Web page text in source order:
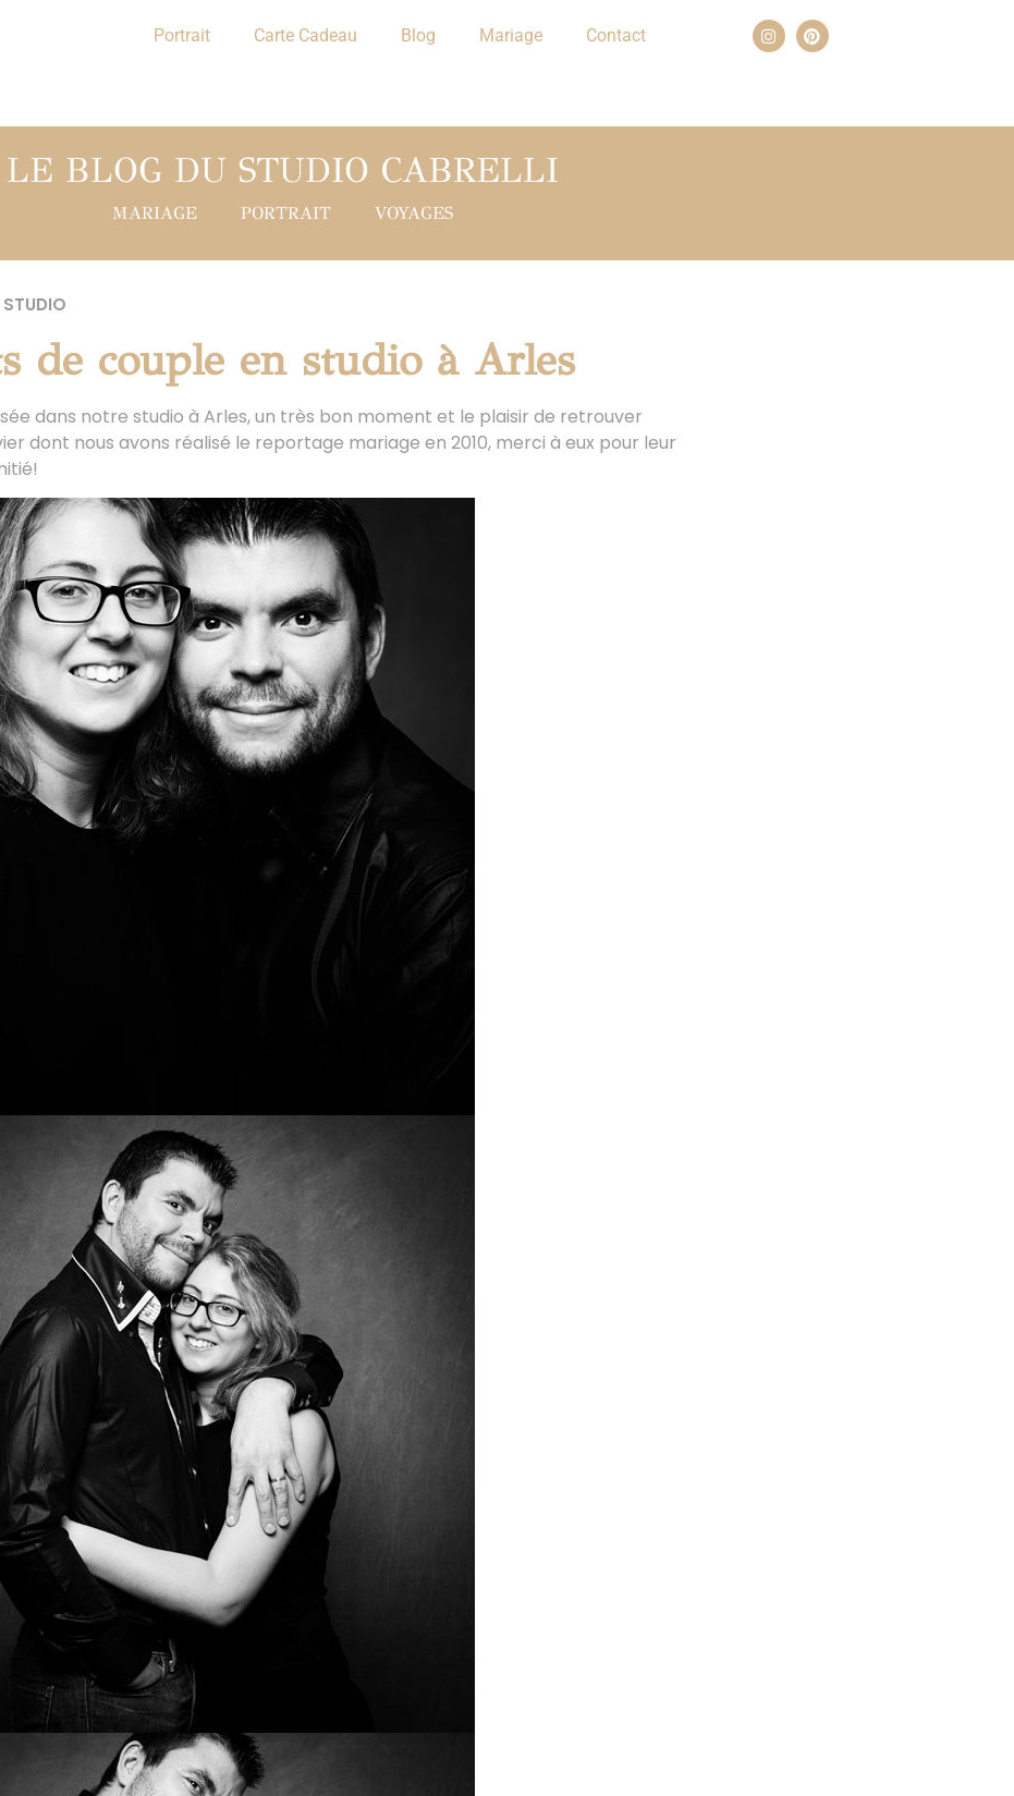
Portrait Carte Cadeau Blog Mariage Contact
LE BLOG DU STUDIO CABRELLI
MARIAGE PORTRAIT VOYAGES
de couple en studio à Arles
dans notre studio à Arles, un très bon moment et le plaisir de retrouver
dont nous avons réalisé le reportage mariage en 2010, merci à eux pour leur